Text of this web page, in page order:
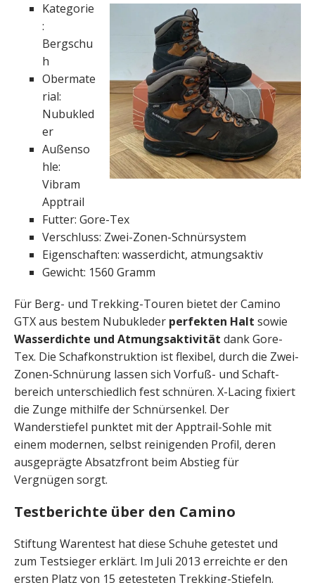
Kategorie
:
Bergschu
h
Obermate
rial:
Nubukled
er
Außenso
hle:
Vibram
Apptrail
Futter: Gore-Tex
Verschluss: Zwei-Zonen-Schnürsystem
Eigenschaften: wasserdicht, atmungsaktiv
Gewicht: 1560 Gramm
Für Berg- und Trekking-Touren bietet der Camino
GTX aus bestem Nubukleder perfekten Halt sowie
Wasserdichte und Atmungsaktivität dank Gore-
Tex. Die Schafkonstruktion ist flexibel, durch die Zwei-
Zonen-Schnürung lassen sich Vorfuß- und Schaft­
bereich unterschiedlich fest schnüren. X-Lacing fixiert
die Zunge mithilfe der Schnür­senkel. Der
Wanderstiefel punktet mit der Apptrail-Sohle mit
einem modernen, selbst ­rei­ni­genden Profil, deren
ausge­prägte Absatzfront beim Abstieg für
Vergnügen sorgt.
Testberichte über den Camino
Stiftung Warentest hat diese Schuhe getestet und
zum Testsieger erklärt. Im Juli 2013 erreichte er den
ersten Platz von 15 getesteten Trekking-Stiefeln.